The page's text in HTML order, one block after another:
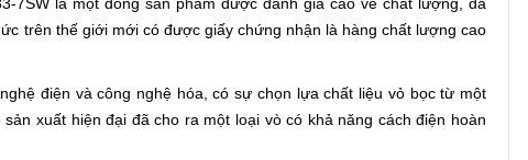
trên thế giới mới có được giấy chứng nhận là hàng chất lượng cao
điện và công nghệ hóa, có sự chọn lựa chất liệu vỏ bọc từ một
xuất hiện đại đã cho ra một loại vò có khả năng cách điện hoàn